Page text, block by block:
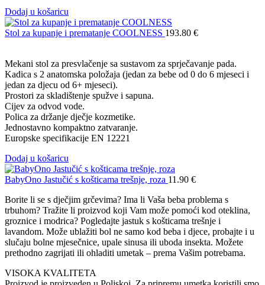
Dodaj u košaricu
Stol za kupanje i prematanje COOLNESS 193.80 €
Mekani stol za presvlačenje sa sustavom za sprječavanje pada.
Kadica s 2 anatomska položaja (jedan za bebe od 0 do 6 mjeseci i
jedan za djecu od 6+ mjeseci).
Prostori za skladištenje spužve i sapuna.
Cijev za odvod vode.
Polica za držanje dječje kozmetike.
Jednostavno kompaktno zatvaranje.
Europske specifikacije EN 12221
Dodaj u košaricu
BabyOno Jastučić s košticama trešnje, roza 11.90 €
Borite li se s dječjim grčevima? Ima li Vaša beba problema s
trbuhom? Tražite li proizvod koji Vam može pomoći kod oteklina,
groznice i modrica? Pogledajte jastuk s košticama trešnje i
lavandom. Može ublažiti bol ne samo kod beba i djece, probajte i u
slučaju bolne mjesečnice, upale sinusa ili uboda insekta. Možete
prethodno zagrijati ili ohladiti umetak – prema Vašim potrebama.
VISOKA KVALITETA